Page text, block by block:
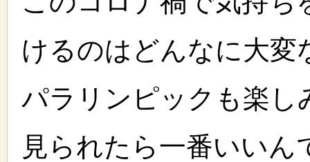
けるのはどんなに大
パラリンピックも楽し
見られたら一番いい